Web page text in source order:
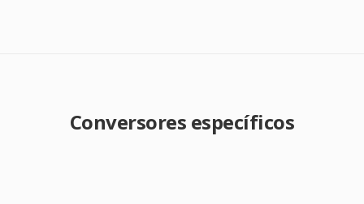
Conversores específicos